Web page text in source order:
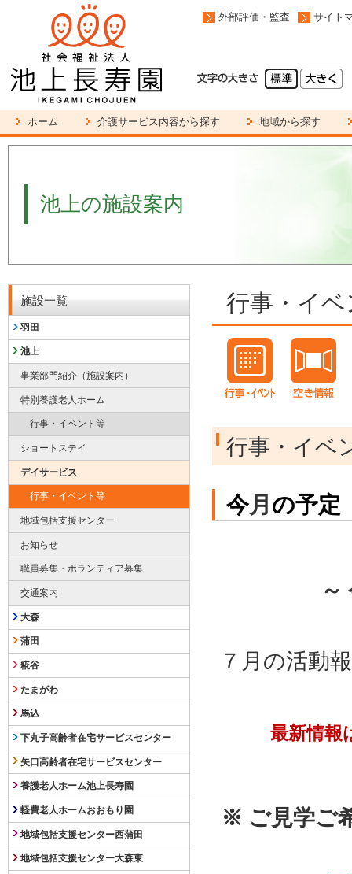
外部評価・監査 サイト
ホーム 介護サービス内容から探す 地域から探す
池上の施設案内
行事・イ
行事・イベ
今月 の予定
～
７月の活動
最新情報
※ ご見学ご
施設一覧
羽田
池上
事業部門紹介（施設案内）
特別養護老人ホーム
行事・イベント等
ショートステイ
デイサービス
行事・イベント等
地域包括支援センター
お知らせ
職員募集・ボランティア募集
交通案内
大森
蒲田
糀谷
たまがわ
馬込
下丸子高齢者在宅サービスセンター
矢口高齢者在宅サービスセンター
養護老人ホーム池上長寿園
軽費老人ホームおおもり園
地域包括支援センター西蒲田
地域包括支援センター大森東